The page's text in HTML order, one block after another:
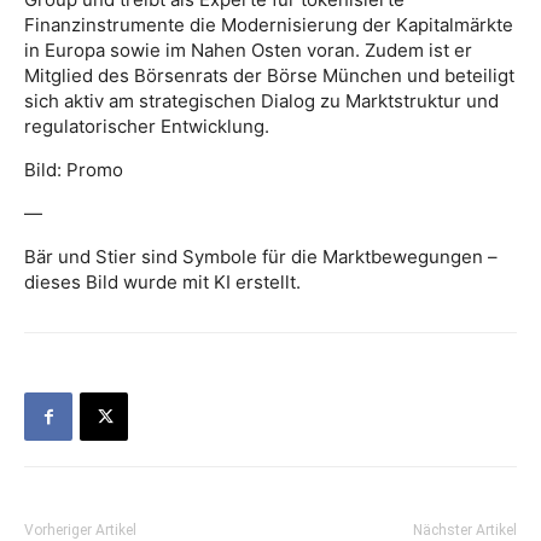
Finanzinstrumente die Modernisierung der ­Kapitalmärkte
in Europa sowie im Nahen Osten voran. Zudem ist er
Mitglied des Börsenrats der Börse München und beteiligt
sich aktiv am strategischen Dialog zu Marktstruktur und
regulatorischer Entwicklung.
Bild: Promo
—
Bär und Stier sind Symbole für die Marktbewegungen –
dieses Bild wurde mit KI erstellt.
Vorheriger Artikel Nächster Artikel